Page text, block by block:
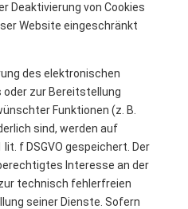
Deaktivierung von Cookies
Website eingeschränkt
des elektronischen
oder zur Bereitstellung
Funktionen (z. B.
sind, werden auf
lit. f DSGVO gespeichert. Der
Interesse an der
technisch fehlerfreien
seiner Dienste. Sofern